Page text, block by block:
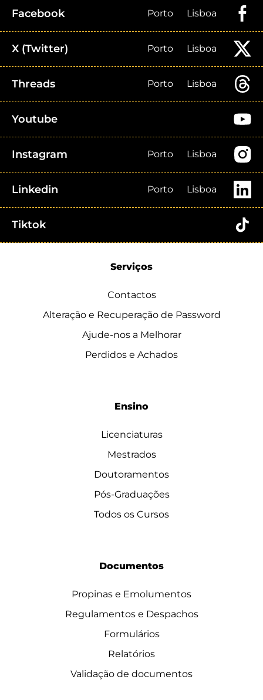
Facebook Porto Lisboa
X (Twitter) Porto Lisboa
Threads Porto Lisboa
Youtube
Instagram Porto Lisboa
Linkedin Porto Lisboa
Tiktok
Serviços
Contactos
Alteração e Recuperação de Password
Ajude-nos a Melhorar
Perdidos e Achados
Ensino
Licenciaturas
Mestrados
Doutoramentos
Pós-Graduações
Todos os Cursos
Documentos
Propinas e Emolumentos
Regulamentos e Despachos
Formulários
Relatórios
Validação de documentos